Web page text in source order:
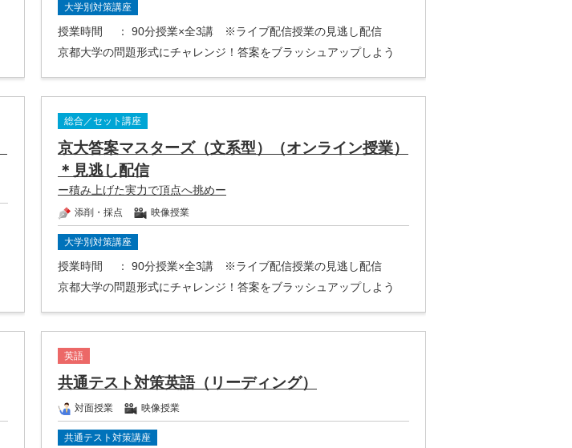
大学別対策講座
授業時間
： 90分授業×全3講 ※ライブ配信授業の見逃し配信
京都大学の問題形式にチャレンジ！答案をブラッシュアップしよう
総合／セット講座
京大答案マスターズ（文系型）（オンライン授業）
＊見逃し配信
ー積み上げた実力で頂点へ挑めー
添削・採点 映像授業
大学別対策講座
授業時間
： 90分授業×全3講 ※ライブ配信授業の見逃し配信
京都大学の問題形式にチャレンジ！答案をブラッシュアップしよう
英語
共通テスト対策英語（リーディング）
対面授業 映像授業
共通テスト対策講座